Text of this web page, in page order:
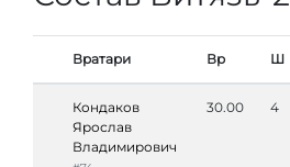
Вратари Вр Ш
Кондаков
Ярослав
Владимирович
30.00 4